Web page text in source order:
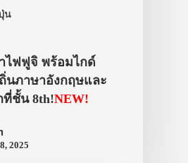
น
ไฟฟูจิ พร้อมไกด์
นภาษาอังกฤษและ
ชั้น 8th!NEW!
2025